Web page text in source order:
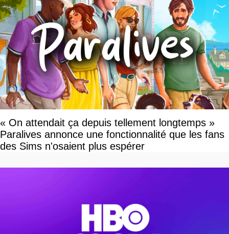
« On attendait ça depuis tellement longtemps »
Paralives annonce une fonctionnalité que les fans
des Sims n'osaient plus espérer